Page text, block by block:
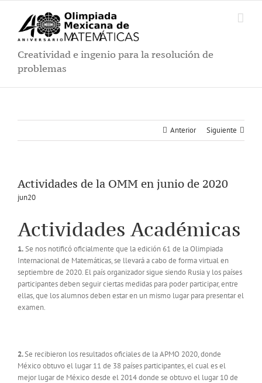
contenido
Creatividad e ingenio para la resolución de
problemas
Anterior Siguiente
Actividades de la OMM en junio de 2020
jun20
Actividades Académicas
1.Se nos notificó oficialmente que la edición 61 de la Olimpiada
Internacional de Matemáticas, se llevará a cabo de forma virtual en
septiembre de 2020. El país organizador sigue siendo Rusia y los países
participantes deben seguir ciertas medidas para poder participar, entre
ellas, que los alumnos deben estar en un mismo lugar para presentar el
examen.
2.Se recibieron los resultados oficiales de la APMO 2020, donde
México obtuvo el lugar 11 de 38 países participantes, el cual es el
mejor lugar de México desde el 2014 donde se obtuvo el lugar 10 de